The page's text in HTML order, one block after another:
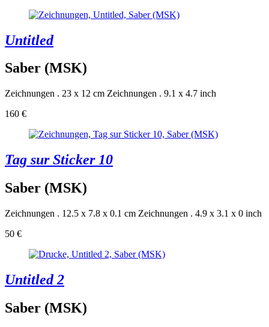
Untitled
Saber (MSK)
Zeichnungen . 23 x 12 cm Zeichnungen . 9.1 x 4.7 inch
160 €
Tag sur Sticker 10
Saber (MSK)
Zeichnungen . 12.5 x 7.8 x 0.1 cm Zeichnungen . 4.9 x 3.1 x 0 inch
50 €
Untitled 2
Saber (MSK)